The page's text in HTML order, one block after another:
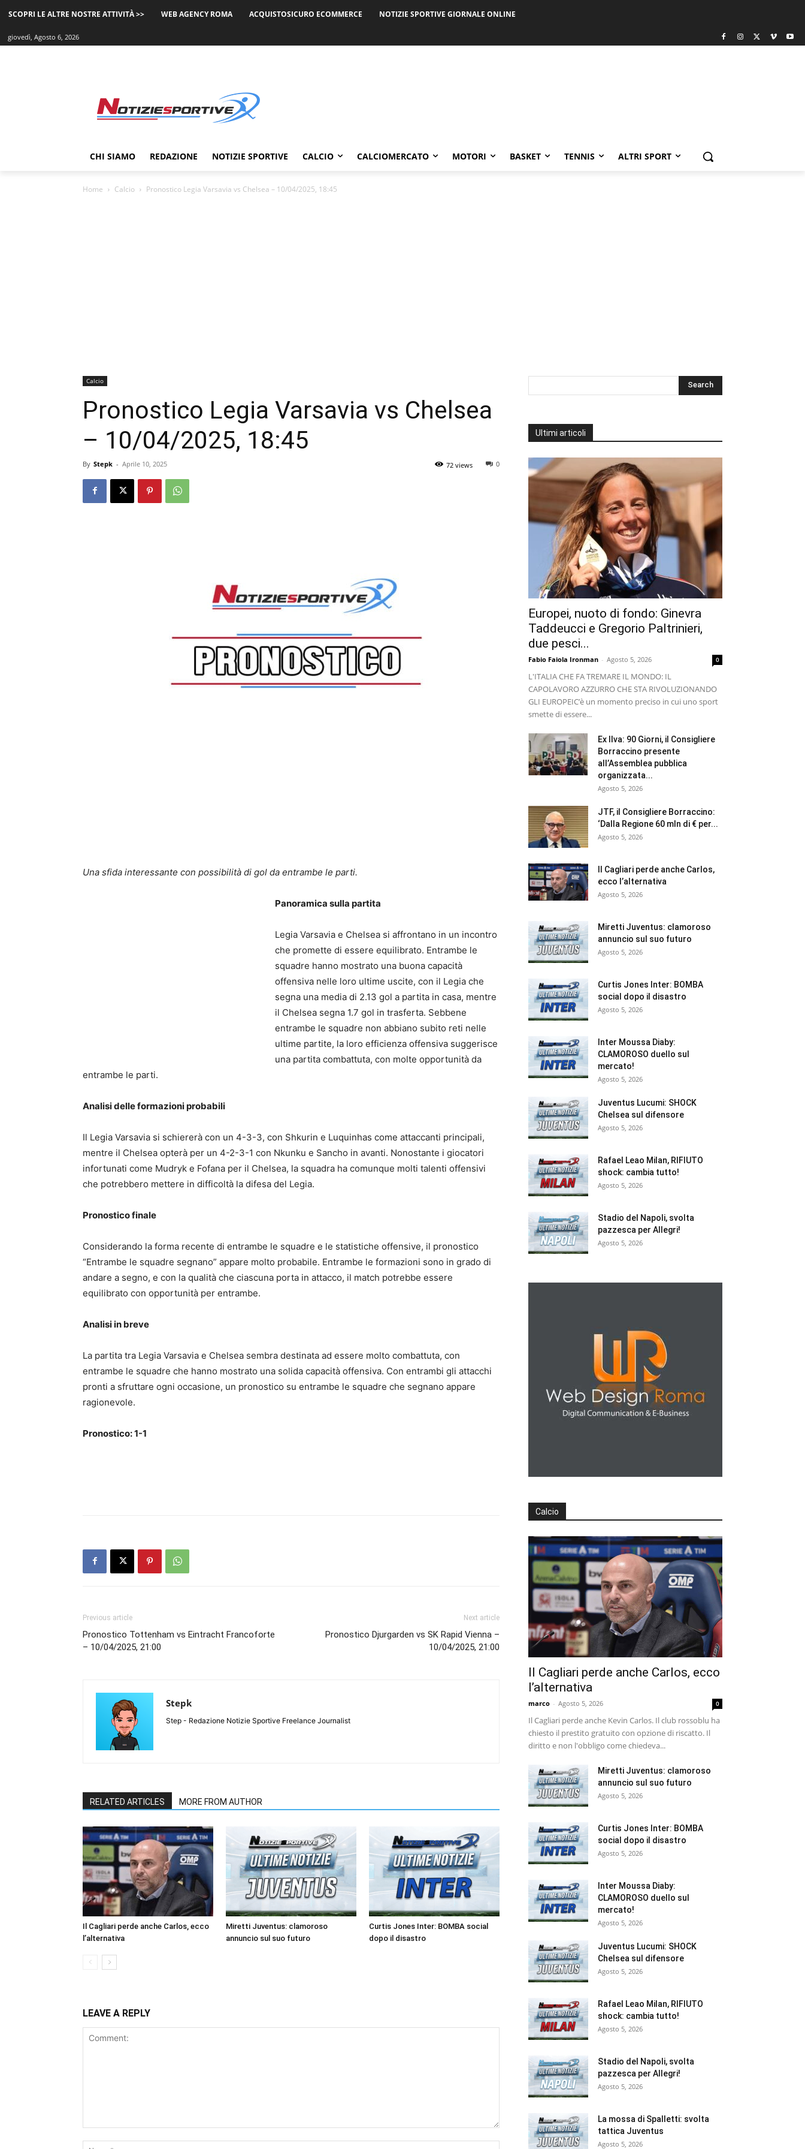
SCOPRI LE ALTRE NOSTRE ATTIVITÀ >> WEB AGENCY ROMA ACQUISTOSICURO ECOMMERCE NOTIZIE SPORTIVE GIORNALE ONLINE
giovedì, Agosto 6, 2026
CHI SIAMO REDAZIONE NOTIZIE SPORTIVE CALCIO CALCIOMERCATO MOTORI BASKET TENNIS ALTRI SPORT
Home Calcio Pronostico Legia Varsavia vs Chelsea – 10/04/2025, 18:45
Calcio
Pronostico Legia Varsavia vs Chelsea
– 10/04/2025, 18:45
By Stepk - Aprile 10, 2025 0
72 views
Una sfida interessante con possibilità di gol da entrambe le parti.
Panoramica sulla partita
Legia Varsavia e Chelsea si affrontano in un incontro
che promette di essere equilibrato. Entrambe le
squadre hanno mostrato una buona capacità
offensiva nelle loro ultime uscite, con il Legia che
segna una media di 2.13 gol a partita in casa, mentre
il Chelsea segna 1.7 gol in trasferta. Sebbene
entrambe le squadre non abbiano subito reti nelle
ultime partite, la loro efficienza offensiva suggerisce
una partita combattuta, con molte opportunità da
entrambe le parti.
Analisi delle formazioni probabili
Il Legia Varsavia si schiererà con un 4-3-3, con Shkurin e Luquinhas come attaccanti principali,
mentre il Chelsea opterà per un 4-2-3-1 con Nkunku e Sancho in avanti. Nonostante i giocatori
infortunati come Mudryk e Fofana per il Chelsea, la squadra ha comunque molti talenti offensivi
che potrebbero mettere in difficoltà la difesa del Legia.
Pronostico finale
Considerando la forma recente di entrambe le squadre e le statistiche offensive, il pronostico
“Entrambe le squadre segnano” appare molto probabile. Entrambe le formazioni sono in grado di
andare a segno, e con la qualità che ciascuna porta in attacco, il match potrebbe essere
equilibrato con opportunità per entrambe.
Analisi in breve
La partita tra Legia Varsavia e Chelsea sembra destinata ad essere molto combattuta, con
entrambe le squadre che hanno mostrato una solida capacità offensiva. Con entrambi gli attacchi
pronti a sfruttare ogni occasione, un pronostico su entrambe le squadre che segnano appare
ragionevole.
Pronostico: 1-1
Previous article
Pronostico Tottenham vs Eintracht Francoforte
– 10/04/2025, 21:00
Next article
Pronostico Djurgarden vs SK Rapid Vienna –
10/04/2025, 21:00
Stepk
Step - Redazione Notizie Sportive Freelance Journalist
RELATED ARTICLES MORE FROM AUTHOR
Il Cagliari perde anche Carlos, ecco
l’alternativa
Miretti Juventus: clamoroso
annuncio sul suo futuro
Curtis Jones Inter: BOMBA social
dopo il disastro
LEAVE A REPLY
Ultimi articoli
Europei, nuoto di fondo: Ginevra
Taddeucci e Gregorio Paltrinieri,
due pesci...
Fabio Faiola Ironman - Agosto 5, 2026 0
L'ITALIA CHE FA TREMARE IL MONDO: IL
CAPOLAVORO AZZURRO CHE STA RIVOLUZIONANDO
GLI EUROPEI ​C’è un momento preciso in cui uno sport
smette di essere...
Ex Ilva: 90 Giorni, il Consigliere
Borraccino presente
all’Assemblea pubblica
organizzata...
Agosto 5, 2026
JTF, il Consigliere Borraccino:
‘Dalla Regione 60 mln di € per...
Agosto 5, 2026
Il Cagliari perde anche Carlos,
ecco l’alternativa
Agosto 5, 2026
Miretti Juventus: clamoroso
annuncio sul suo futuro
Agosto 5, 2026
Curtis Jones Inter: BOMBA
social dopo il disastro
Agosto 5, 2026
Inter Moussa Diaby:
CLAMOROSO duello sul
mercato!
Agosto 5, 2026
Juventus Lucumi: SHOCK
Chelsea sul difensore
Agosto 5, 2026
Rafael Leao Milan, RIFIUTO
shock: cambia tutto!
Agosto 5, 2026
Stadio del Napoli, svolta
pazzesca per Allegri!
Agosto 5, 2026
Calcio
Il Cagliari perde anche Carlos, ecco
l’alternativa
marco - Agosto 5, 2026 0
Il Cagliari perde anche Kevin Carlos. Il club rossoblu ha
chiesto il prestito gratuito con opzione di riscatto. Il
diritto e non l'obbligo come chiedeva...
Miretti Juventus: clamoroso
annuncio sul suo futuro
Agosto 5, 2026
Curtis Jones Inter: BOMBA
social dopo il disastro
Agosto 5, 2026
Inter Moussa Diaby:
CLAMOROSO duello sul
mercato!
Agosto 5, 2026
Juventus Lucumi: SHOCK
Chelsea sul difensore
Agosto 5, 2026
Rafael Leao Milan, RIFIUTO
shock: cambia tutto!
Agosto 5, 2026
Stadio del Napoli, svolta
pazzesca per Allegri!
Agosto 5, 2026
La mossa di Spalletti: svolta
tattica Juventus
Agosto 5, 2026